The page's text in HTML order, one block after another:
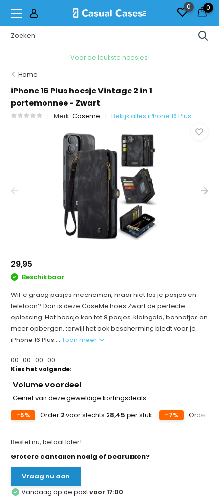
0 0
Voor de leukste hoesjes!
Home
iPhone 16 Plus hoesje Vintage 2 in 1
portemonnee - Zwart
Merk:Caseme Bekijk alles iPhone 16 Plus
29,95
Beschikbaar
Wil je graag pasjes meenemen, maar niet los je pasjes en
telefoon? Dan is deze CaseMe hoes Zwart de perfecte
oplossing. Het hoesje kan tot 8 pasjes, kleingeld, bonnetjes en
meer opbergen, terwijl het ook bescherming biedt voor je
iPhone 16 Plus....Toon meer
00 :00 :00 :00
Kies het volgende:
Volume voordeel
Geniet van deze geweldige kortingsdeals
-5%
Order 2 voor slechts 28,45 per stuk -7% Order
Bestel nu, betaal later!
Grotere aantallen nodig of bedrukken?
Vraag nu aan
Vandaag op de postvoor 17:00